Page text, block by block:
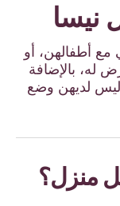
نيسا
مع أطفالهن، أو
له، بالإضافة
ليس لديهن وضع
منزل؟